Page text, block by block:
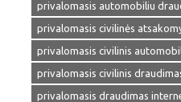
privalomasis automobiliu
privalomasis civilinės
privalomasis civilinis
privalomasis civilinis
privalomasis draudimas